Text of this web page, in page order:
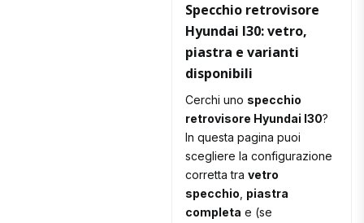
Specchio retrovisore
Hyundai I30: vetro,
piastra e varianti
disponibili
Cerchi uno specchio
retrovisore Hyundai I30?
In questa pagina puoi
scegliere la configurazione
corretta travetro
specchio piastra
completa e (se